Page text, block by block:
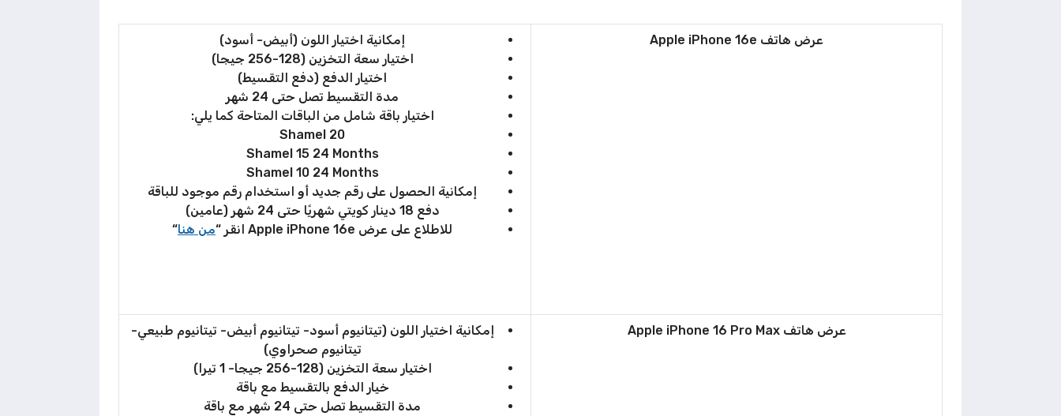
عرض هاتف Apple iPhone 16e
إمكانية اختيار اللون (أبيض- أسود)
اختيار سعة التخزين (128-256 جيجا)
اختيار الدفع (دفع التقسيط)
مدة التقسيط تصل حتى 24 شهر
اختيار باقة شامل من الباقات المتاحة كما يلي:
Shamel 20
Shamel 15 24 Months
Shamel 10 24 Months
إمكانية الحصول على رقم جديد أو استخدام رقم موجود للباقة
دفع 18 دينار كويتي شهريًا حتى 24 شهر (عامين)
للاطلاع على عرض Apple iPhone 16e انقر “
من هنا“
عرض هاتف Apple iPhone 16 Pro Max
إمكانية اختيار اللون (تيتانيوم أسود- تيتانيوم أبيض- تيتانيوم طبيعي-
تيتانيوم صحراوي)
اختيار سعة التخزين (128-256 جيجا- 1 تيرا)
خيار الدفع بالتقسيط مع باقة
مدة التقسيط تصل حتى 24 شهر مع باقة